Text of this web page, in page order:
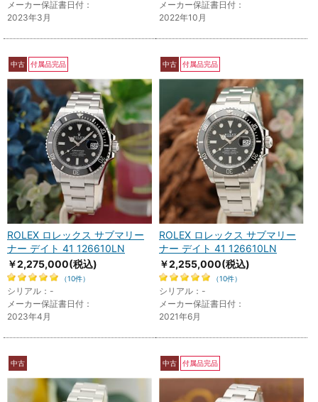
メーカー保証書日付：
2023年3月
メーカー保証書日付：
2022年10月
中古 付属品完品
ROLEX ロレックス サブマリー
ナー デイト 41 126610LN
￥2,275,000(税込)
（10件）
シリアル：-
メーカー保証書日付：
2023年4月
中古 付属品完品
ROLEX ロレックス サブマリー
ナー デイト 41 126610LN
￥2,255,000(税込)
（10件）
シリアル：-
メーカー保証書日付：
2021年6月
中古 中古 付属品完品